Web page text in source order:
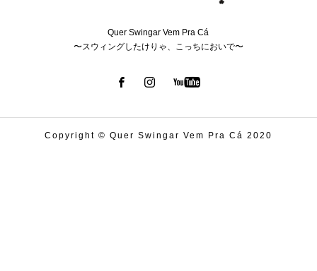
Quer Swingar Vem Pra Cá
〜スウィングしたけりゃ、こっちにおいで〜
Copyright © Quer Swingar Vem Pra Cá 2020